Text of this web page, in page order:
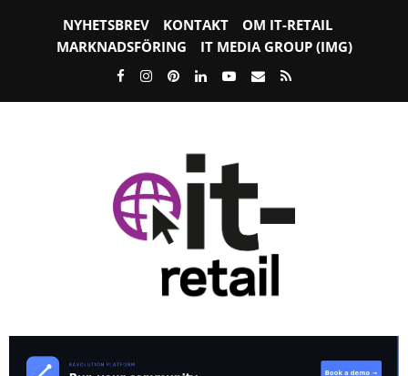
NYHETSBREV KONTAKT
OM IT-RETAIL
MARKNADSFÖRING
IT MEDIA GROUP (IMG)